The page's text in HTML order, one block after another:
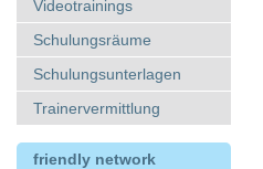
Videotrainings
Schulungsräume
Schulungsunterlagen
Trainervermittlung
friendly network